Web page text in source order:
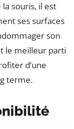
souris, il est
ses surfaces
son
le meilleur parti
d’une
terme.